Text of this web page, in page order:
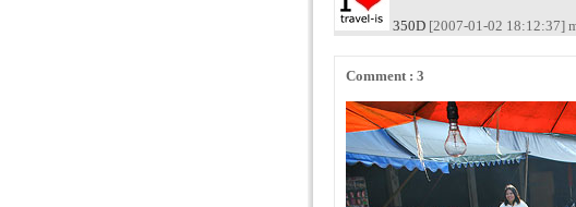
350D [2007-01-02 18:12:37]
Comment : 3